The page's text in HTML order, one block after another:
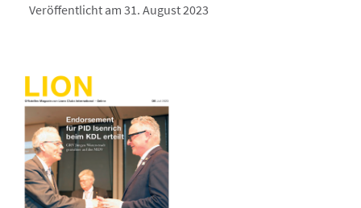
Veröffentlicht am 31. August 2023